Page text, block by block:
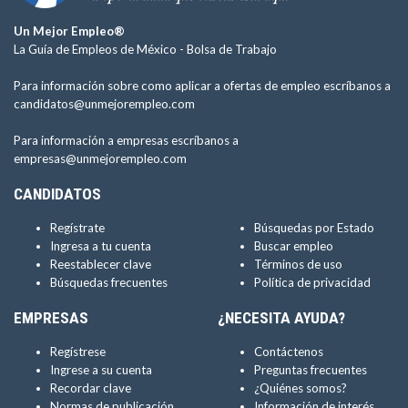
Un Mejor Empleo®
La Guía de Empleos de México - Bolsa de Trabajo
Para información sobre como aplicar a ofertas de empleo escríbanos a
candidatos@unmejorempleo.com
Para información a empresas escríbanos a
empresas@unmejorempleo.com
CANDIDATOS
Regístrate
Ingresa a tu cuenta
Reestablecer clave
Búsquedas frecuentes
Búsquedas por Estado
Buscar empleo
Términos de uso
Política de privacidad
EMPRESAS
Regístrese
Ingrese a su cuenta
Recordar clave
¿NECESITA AYUDA?
Contáctenos
Preguntas frecuentes
¿Quiénes somos?